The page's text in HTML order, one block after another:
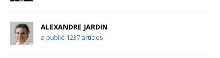
ALEXANDRE JARDIN
a publié 1237 articles